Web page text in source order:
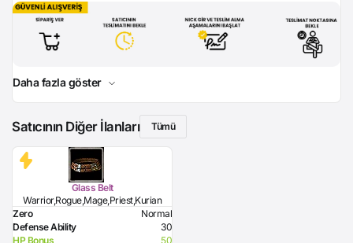
Daha fazla göster
Satıcının Diğer İlanları Tümü
Glass Belt
Warrior,Rogue,Mage,Priest,Kurian
Zero
Normal
Defense Ability
30
HP Bonus
50